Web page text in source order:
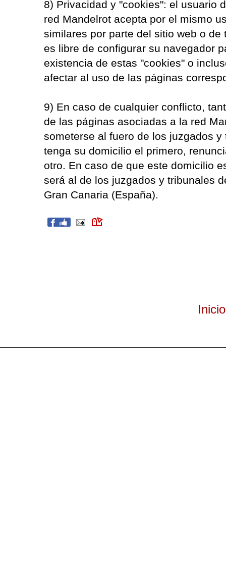
8) Privacidad y "cookies": el usuario
red Mandelrot acepta por el mismo
similares por parte del sitio web o
es libre de configurar su navegador
existencia de estas "cookies" o
afectar al uso de las páginas
9) En caso de cualquier conflicto,
de las páginas asociadas a la red
someterse al fuero de los juzgados
tenga su domicilio el primero,
otro. En caso de que este domicilio
será al de los juzgados y tribunales
Gran Canaria (España).
Inicio